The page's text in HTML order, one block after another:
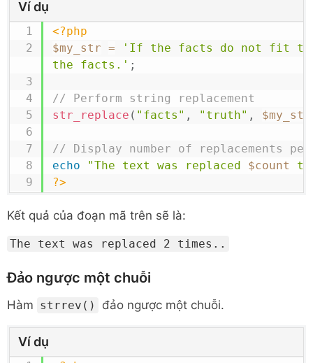
Ví dụ
<?php
$my_str =
'If the facts do not fit the
the facts.' ;
// Perform string replacement
str_replace ( "facts" , "truth" , $my_str
// Display number of replacements
echo
"The text was replaced $count
?>
Kết quả của đoạn mã trên sẽ là:
The text was replaced 2 times..
Đảo ngược một chuỗi
Hàm strrev() đảo ngược một chuỗi.
Ví dụ